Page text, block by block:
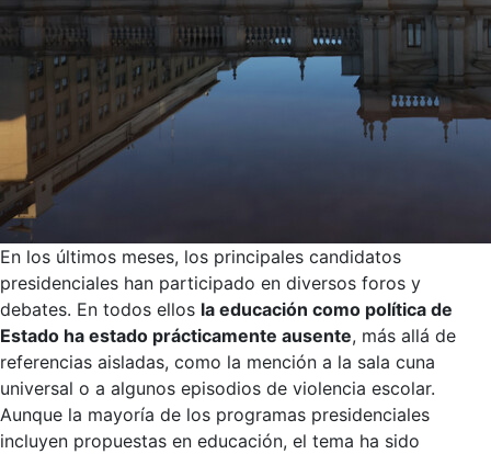
En los últimos meses, los principales candidatos
presidenciales han participado en diversos foros y
debates. En todos ellos la educación como política de
Estado ha estado prácticamente ausente, más allá de
referencias aisladas, como la mención a la sala cuna
universal o a algunos episodios de violencia escolar.
Aunque la mayoría de los programas presidenciales
incluyen propuestas en educación, el tema ha sido